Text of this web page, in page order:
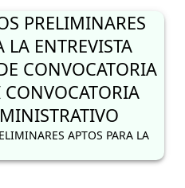
PRELIMINARES
LA ENTREVISTA
CONVOCATORIA
APTOS PARA LA